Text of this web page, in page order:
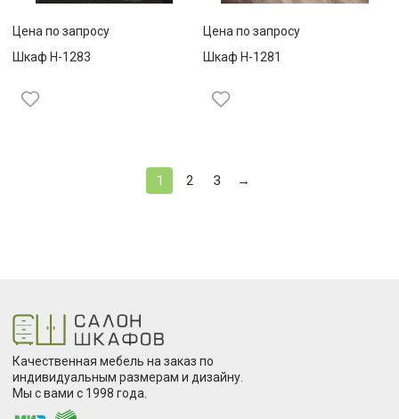
Цена по запросу
Шкаф Н-1283
Цена по запросу
Шкаф Н-1281
1 2 3 →
Качественная мебель на заказ по
индивидуальным размерам и дизайну.
Мы с вами с 1998 года.